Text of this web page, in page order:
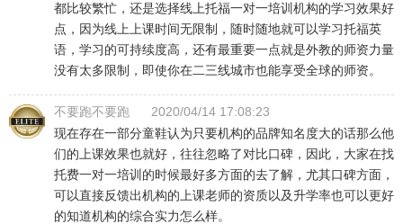
都比较繁忙，还是选择线上托福一对一培训机构的学习效果好
点，因为线上上课时间无限制，随时随地就可以学习托福英
语，学习的可持续度高，还有最重要一点就是外教的师资力量
没有太多限制，即使你在二三线城市也能享受全球的师资。
不要跑不要跑
2020/04/14 17:08:23
现在存在一部分童鞋认为只要机构的品牌知名度大的话那么他
们的上课效果也就好，往往忽略了对比口碑，因此，大家在找
托费一对一培训的时候最好多方面的去了解，尤其口碑方面，
可以直接反馈出机构的上课老师的资质以及升学率也可以更好
的知道机构的综合实力怎么样。